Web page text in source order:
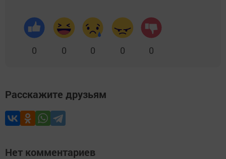
0 0 0 0 0
Расскажите друзьям
Нет комментариев